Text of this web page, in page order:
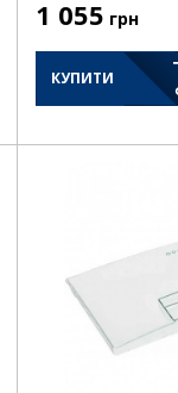
1 055 грн
КУПИТИ